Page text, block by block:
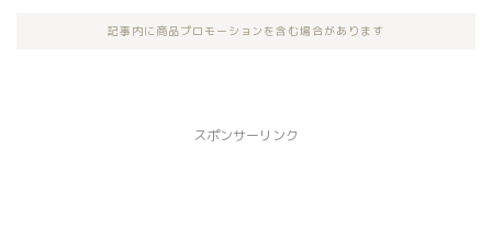
記事内に商品プロモーションを含む場合があります
スポンサーリンク